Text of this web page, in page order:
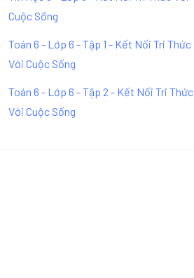
Cuộc Sống
Toán 6 - Lớp 6 - Tập 1 - Kết Nối Tri Thức
Với Cuộc Sống
Toán 6 - Lớp 6 - Tập 2 - Kết Nối Tri Thức
Với Cuộc Sống